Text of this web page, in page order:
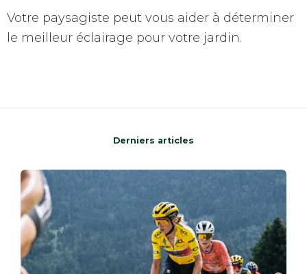
Votre paysagiste peut vous aider à déterminer
le meilleur éclairage pour votre jardin.
Derniers articles